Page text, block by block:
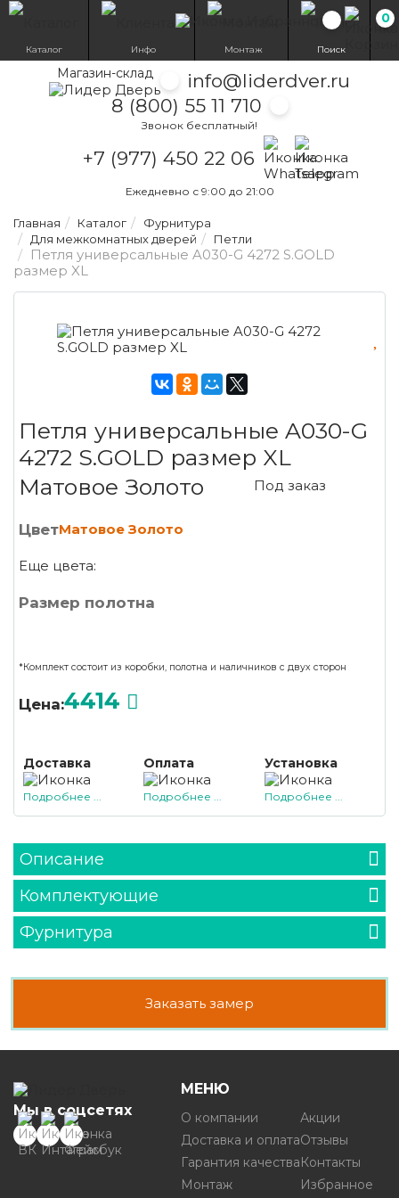
Магазин-склад
info@liderdver.ru
8 (800) 55 11 710
Звонок бесплатный!
+7 (977) 450 22 06
Написать на
Написать на
Ежедневно с 9:00 до 21:00
0
Каталог Инфо Монтаж Поиск
Главная Каталог
Фурнитура
Для межкомнатных дверей
Петли
Петля универсальные A030-G 4272 S.GOLD
размер XL
Петля универсальные A030-G
4272 S.GOLD размер XL
Матовое Золото
Под заказ
ЦветМатовое Золото
Еще цвета:
Размер полотна
*Комплект состоит из коробки, полотна и наличников с двух сторон
Цена:4414
Доставка
Подробнее ...
Оплата
Подробнее ...
Установка
Подробнее ...
Описание
Комплектующие
Фурнитура
Заказать замер
Мы в соцсетях
МЕНЮ
О компании
Доставка и оплата
Гарантия качества
Монтаж
Акции
Отзывы
Контакты
Избранное